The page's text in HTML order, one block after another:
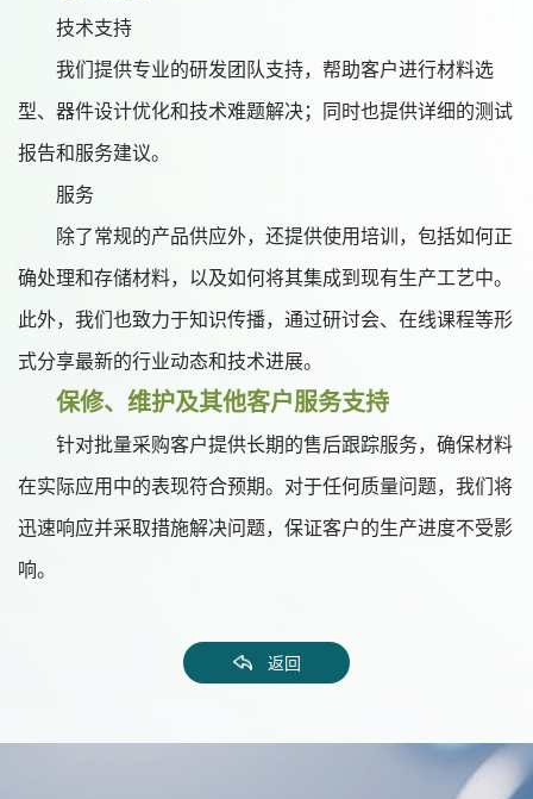
技术支持
我们提供专业的研发团队支持，帮助客户进行材料选
型、器件设计优化和技术难题解决；同时也提供详细的测试
报告和服务建议。
服务
除了常规的产品供应外，还提供使用培训，包括如何正
确处理和存储材料，以及如何将其集成到现有生产工艺中。
此外，我们也致力于知识传播，通过研讨会、在线课程等形
式分享最新的行业动态和技术进展。
保修、维护及其他客户服务支持
针对批量采购客户提供长期的售后跟踪服务，确保材料
在实际应用中的表现符合预期。对于任何质量问题，我们将
迅速响应并采取措施解决问题，保证客户的生产进度不受影
响。
返回